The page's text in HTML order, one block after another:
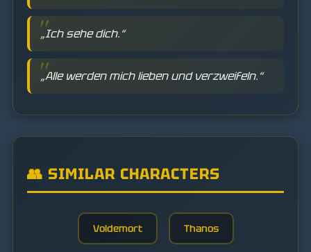
„Ich sehe dich.“
„Alle werden mich lieben und verzweifeln.“
👥 SIMILAR CHARACTERS
Voldemort Thanos